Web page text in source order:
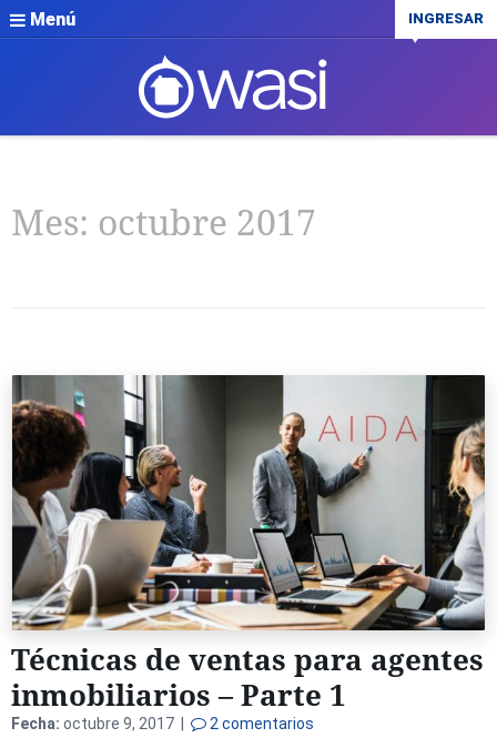
Menú INGRESAR
Mes: octubre 2017
Técnicas de ventas para agentes
inmobiliarios – Parte 1
Fecha: octubre 9, 2017 | 2 comentarios